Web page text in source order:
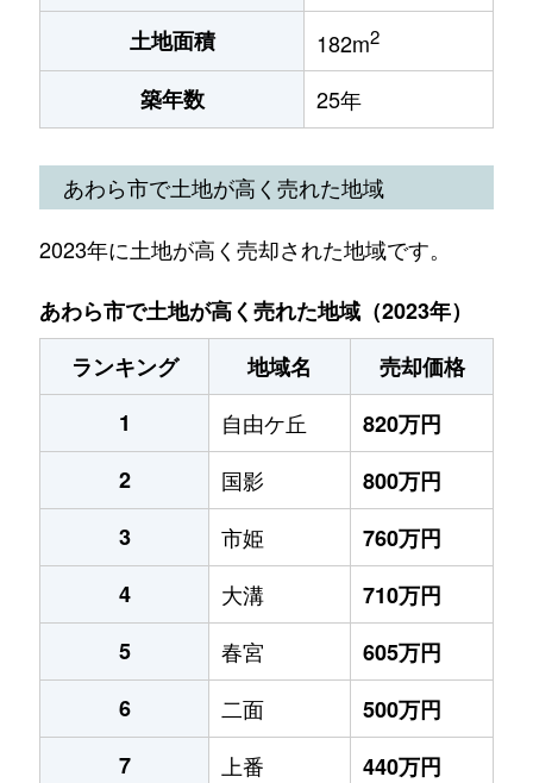
土地面積 182m2
築年数 25年
あわら市で土地が高く売れた地域
2023年に土地が高く売却された地域です。
あわら市で土地が高く売れた地域（2023年）
ランキング
地域名
売却価格
1
自由ケ丘
820万円
2
国影
800万円
3
市姫
760万円
4
大溝
710万円
5
春宮
605万円
6
二面
500万円
7
上番
440万円